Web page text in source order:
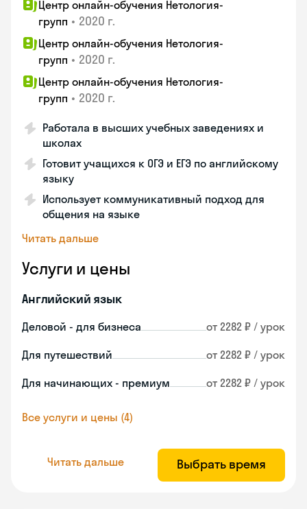
Центр онлайн-обучения Нетология-
групп • 2020 г.
Центр онлайн-обучения Нетология-
групп • 2020 г.
Центр онлайн-обучения Нетология-
групп • 2020 г.
Работала в высших учебных заведениях и
школах
Готовит учащихся к ОГЭ и ЕГЭ по английскому
языку
Использует коммуникативный подход для
общения на языке
Читать дальше
Услуги и цены
Английский язык
Деловой - для бизнеса от 2282 ₽ / урок
Для путешествий от 2282 ₽ / урок
Для начинающих - премиум от 2282 ₽ / урок
Все услуги и цены (4)
Читать дальше Выбрать время